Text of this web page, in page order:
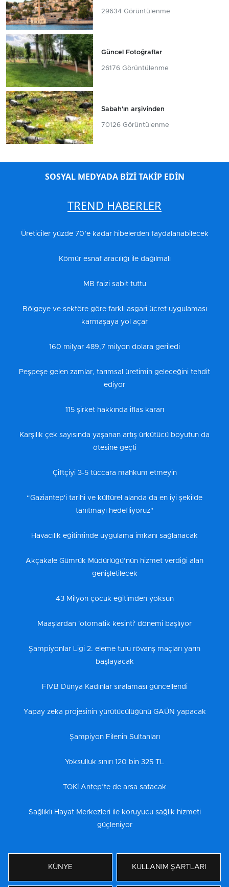
29634 Görüntülenme
Güncel Fotoğraflar
26176 Görüntülenme
Sabah'ın arşivinden
70126 Görüntülenme
SOSYAL MEDYADA BİZİ TAKİP EDİN
TREND HABERLER
Üreticiler yüzde 70’e kadar hibelerden faydalanabilecek
Kömür esnaf aracılığı ile dağılmalı
MB faizi sabit tuttu
Bölgeye ve sektöre göre farklı asgari ücret uygulaması
karmaşaya yol açar
160 milyar 489,7 milyon dolara geriledi
Peşpeşe gelen zamlar, tarımsal üretimin geleceğini tehdit
ediyor
115 şirket hakkında iflas kararı
Karşılık çek sayısında yaşanan artış ürkütücü boyutun da
ötesine geçti
Çiftçiyi 3-5 tüccara mahkum etmeyin
“Gaziantep'i tarihi ve kültürel alanda da en iyi şekilde
tanıtmayı hedefliyoruz"
Havacılık eğitiminde uygulama imkanı sağlanacak
Akçakale Gümrük Müdürlüğü’nün hizmet verdiği alan
genişletilecek
43 Milyon çocuk eğitimden yoksun
Maaşlardan 'otomatik kesinti' dönemi başlıyor
Şampiyonlar Ligi 2. eleme turu rövanş maçları yarın
başlayacak
FIVB Dünya Kadınlar sıralaması güncellendi
Yapay zeka projesinin yürütücülüğünü GAÜN yapacak
Şampiyon Filenin Sultanları
Yoksulluk sınırı 120 bin 325 TL
TOKİ Antep’te de arsa satacak
Sağlıklı Hayat Merkezleri ile koruyucu sağlık hizmeti
güçleniyor
KÜNYE KULLANIM ŞARTLARI